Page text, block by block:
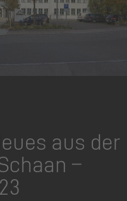
aus der
–